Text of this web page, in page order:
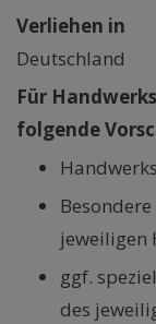
Verliehen in
Deutschland
Für
folgende
jeweiligen
ggf.
des